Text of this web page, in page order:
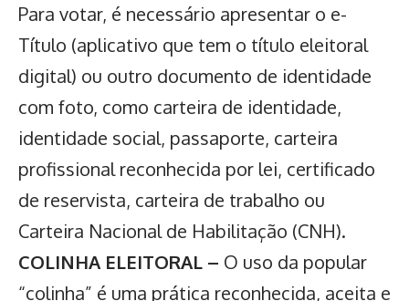
Para votar, é necessário apresentar o e-
Título (aplicativo que tem o título eleitoral
digital) ou outro documento de identidade
com foto, como carteira de identidade,
identidade social, passaporte, carteira
profissional reconhecida por lei, certificado
de reservista, carteira de trabalho ou
Carteira Nacional de Habilitação (CNH).
COLINHA ELEITORAL – O uso da popular
“colinha” é uma prática reconhecida, aceita e